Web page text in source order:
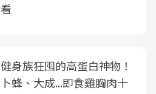
看
健身族狂囤的高蛋白神物！
卜蜂、大成...即食雞胸肉十